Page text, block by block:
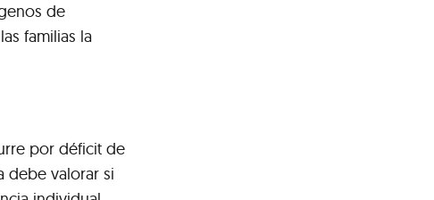
de
familias la
por déficit de
debe valorar si